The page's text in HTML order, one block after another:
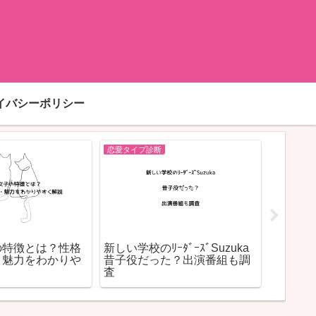
バシーポリシー
徴とは？性格
力をわかりや
恋愛タイプ診断
新しい学校のﾘｰﾀﾞｰｽﾞSuzuka
昔子役だった？出演番組も調
査